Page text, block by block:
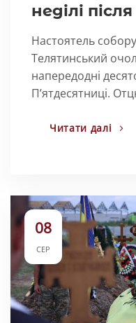
неділі
Настоятель
Телятинський
напередодні
Пʼятдесятниці.
Читати далі
08
СЕР